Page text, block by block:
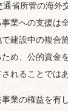
省所管の海外
業への支援は
建設中の複合
め、公的資金
れることでは
業の権益を有